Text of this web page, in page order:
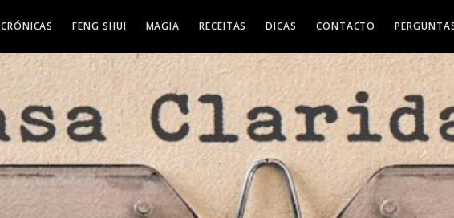
CRÓNICAS FENG SHUI MAGIA RECEITAS DICAS CONTACTO